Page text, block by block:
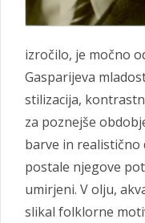
izročilo, je močno
Gasparijeva
stilizacija,
za poznejše
barve in realistično
postale njegove
umirjeni. V olju,
slikal folklorne